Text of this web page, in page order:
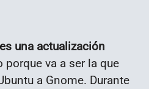
una actualización
porque va a ser la que
a Gnome. Durante